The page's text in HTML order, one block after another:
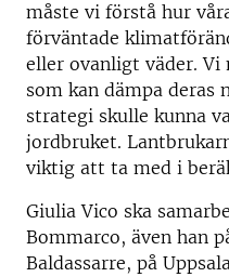
måste vi förstå hur
förväntade
eller ovanligt väder.
som kan dämpa deras
strategi skulle kunna
jordbruket.
viktig att ta med i
Giulia Vico ska
Bommarco, även han
Baldassarre, på